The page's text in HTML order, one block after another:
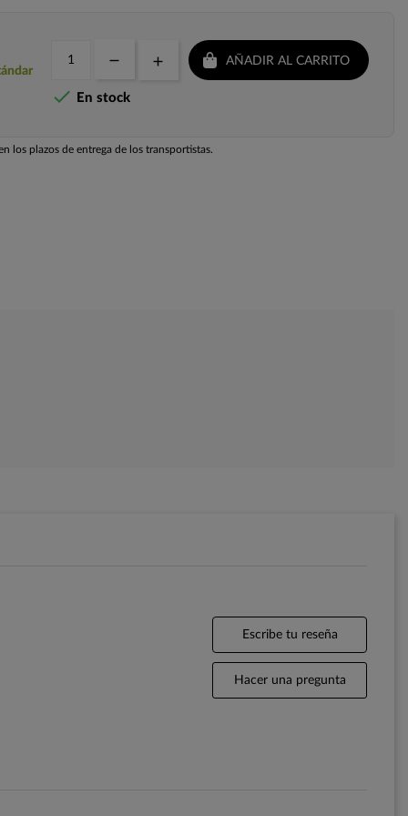
AÑADIR AL CARRITO
 En stock
los plazos de entrega de los transportistas.
Escribe tu reseña
Hacer una pregunta